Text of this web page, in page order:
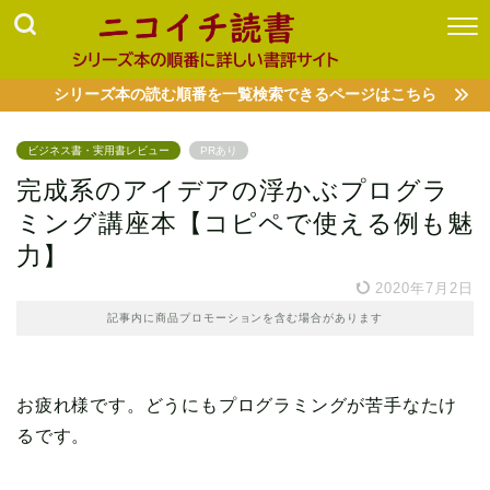
シリーズ本の読む順番を一覧検索できるページはこちら
ビジネス書・実用書レビュー PRあり
完成系のアイデアの浮かぶプログラ
ミング講座本【コピペで使える例も魅
力】
2020年7月2日
記事内に商品プロモーションを含む場合があります
お疲れ様です。どうにもプログラミングが苦手なたけ
るです。